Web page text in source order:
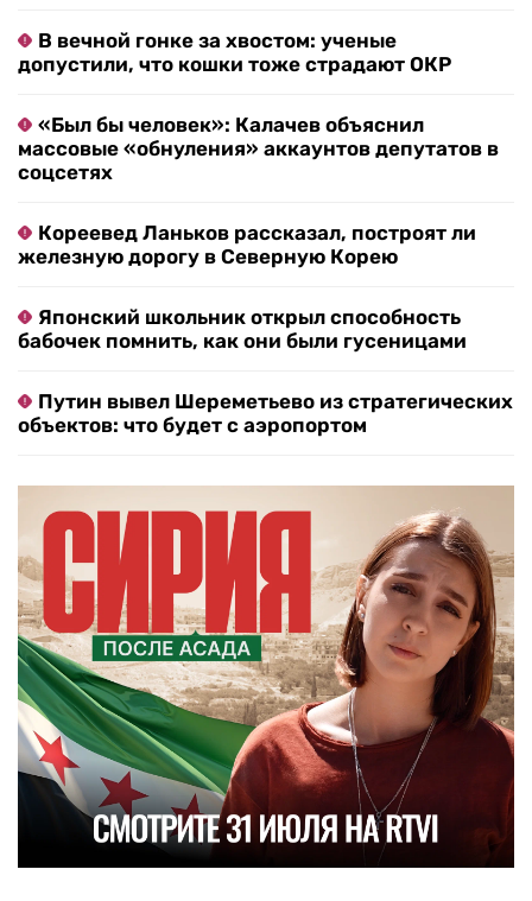
В вечной гонке за хвостом: ученые
допустили, что кошки тоже страдают ОКР
«Был бы человек»: Калачев объяснил
массовые «обнуления» аккаунтов депутатов в
соцсетях
Кореевед Ланьков рассказал, построят ли
железную дорогу в Северную Корею
Японский школьник открыл способность
бабочек помнить, как они были гусеницами
Путин вывел Шереметьево из стратегических
объектов: что будет с аэропортом